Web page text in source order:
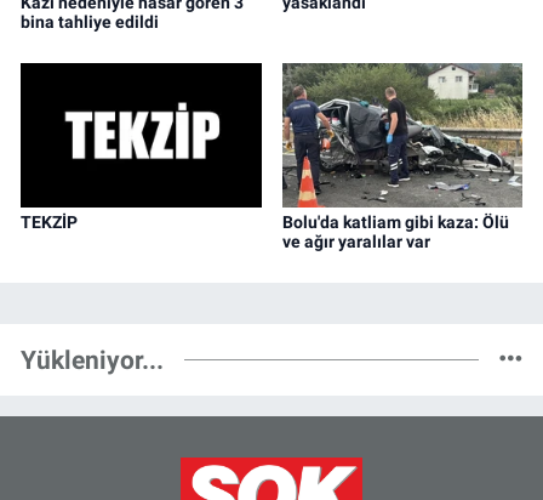
bina tahliye edildi
TEKZİP
Bolu'da katliam gibi kaza: Ölü
ve ağır yaralılar var
Yükleniyor...